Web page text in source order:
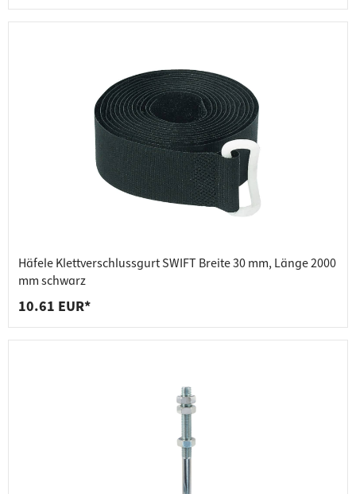
Häfele Klettverschlussgurt SWIFT Breite 30 mm, Länge 2000
mm schwarz
10.61 EUR*